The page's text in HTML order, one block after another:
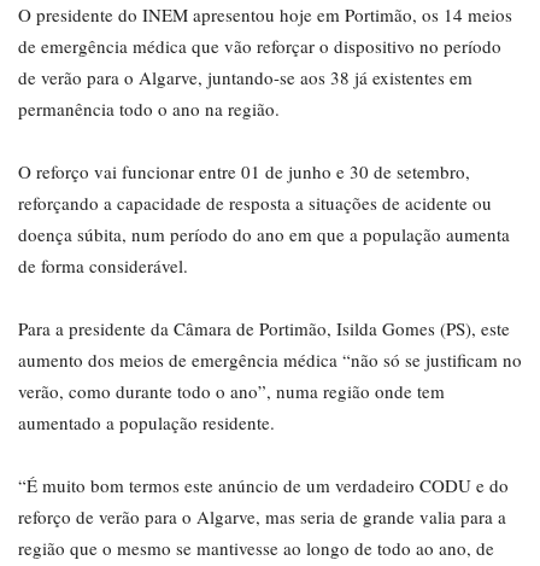
O presidente do INEM apresentou hoje em Portimão, os 14 meios
de emergência médica que vão reforçar o dispositivo no período
de verão para o Algarve, juntando-se aos 38 já existentes em
permanência todo o ano na região.
O reforço vai funcionar entre 01 de junho e 30 de setembro,
reforçando a capacidade de resposta a situações de acidente ou
doença súbita, num período do ano em que a população aumenta
de forma considerável.
Para a presidente da Câmara de Portimão, Isilda Gomes (PS), este
aumento dos meios de emergência médica “não só se justificam no
verão, como durante todo o ano”, numa região onde tem
aumentado a população residente.
“É muito bom termos este anúncio de um verdadeiro CODU e do
reforço de verão para o Algarve, mas seria de grande valia para a
região que o mesmo se mantivesse ao longo de todo ao ano, de